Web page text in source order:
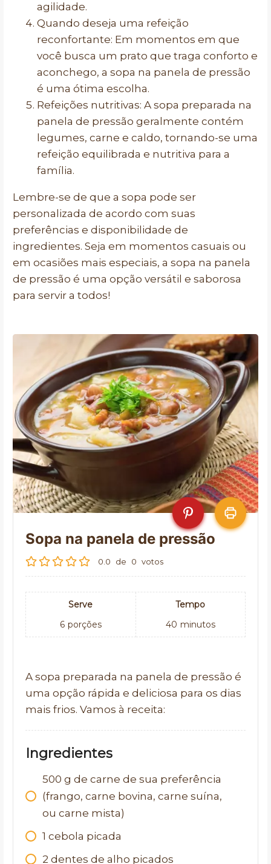
agilidade.
Quando deseja uma refeição
reconfortante: Em momentos em que
você busca um prato que traga conforto e
aconchego, a sopa na panela de pressão
é uma ótima escolha.
Refeições nutritivas: A sopa preparada na
panela de pressão geralmente contém
legumes, carne e caldo, tornando-se uma
refeição equilibrada e nutritiva para a
família.
Lembre-se de que a sopa pode ser
personalizada de acordo com suas
preferências e disponibilidade de
ingredientes. Seja em momentos casuais ou
em ocasiões mais especiais, a sopa na panela
de pressão é uma opção versátil e saborosa
para servir a todos!
Sopa na panela de pressão
0.0 de 0 votos
Serve
6 porções
Tempo
40 minutos
A sopa preparada na panela de pressão é
uma opção rápida e deliciosa para os dias
mais frios. Vamos à receita:
Ingredientes
500 g de carne de sua preferência
(frango, carne bovina, carne suína,
ou carne mista)
1 cebola picada
2 dentes de alho picados